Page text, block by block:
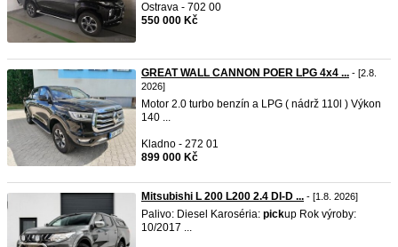
Ostrava - 702 00
550 000 Kč
GREAT WALL CANNON POER LPG 4x4 ... - [2.8.
2026]
Motor 2.0 turbo benzín a LPG ( nádrž 110l ) Výkon
140 ...
Kladno - 272 01
899 000 Kč
Mitsubishi L 200 L200 2.4 DI-D ... - [1.8. 2026]
Palivo: Diesel Karoséria: pickup Rok výroby:
10/2017 ...